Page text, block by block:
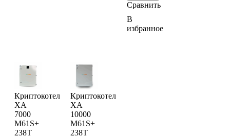
Сравнить
В
избранное
Криптокотел
XA
7000
M61S+
238T
Криптокотел
XA
10000
M61S+
238T